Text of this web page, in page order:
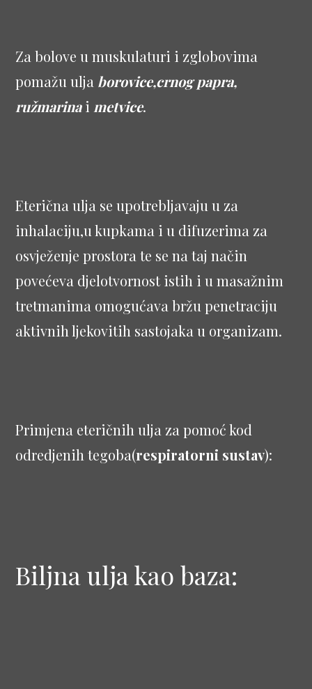
Za bolove u muskulaturi i zglobovima
pomažu ulja borovice,crnog papra,
ružmarinai metvice.
Eterična ulja se upotrebljavaju u za
inhalaciju,u kupkama i u difuzerima za
osvježenje prostora te se na taj način
povećeva djelotvornost istih i u masažnim
tretmanima omogućava bržu penetraciju
aktivnih ljekovitih sastojaka u organizam.
Primjena eteričnih ulja za pomoć kod
odredjenih tegoba(respiratorni sustav):
Biljna ulja kao baza: